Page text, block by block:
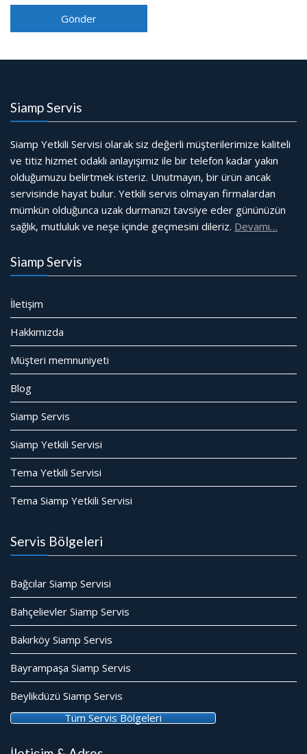
Siamp Servis
Siamp Yetkili Servisi olarak siz değerli müşterilerimize kaliteli
ve titiz hizmet odaklı anlayışımız ile bir telefon kadar yakın
olduğumuzu belirtmek isteriz. Unutmayın, bir ürün ancak
servisinde hayat bulur. Yetkili servis olmayan firmalardan
mümkün olduğunca uzak durmanızı tavsiye eder gününüzün
sağlık, mutluluk ve neşe içinde geçmesini dileriz. Devamı…
Siamp Servis
İletişim
Hakkımızda
Müşteri memnuniyeti
Blog
Siamp Servis
Siamp Yetkili Servisi
Tema Yetkili Servisi
Tema Siamp Yetkili Servisi
Servis Bölgeleri
Bağcılar Siamp Servisi
Bahçelievler Siamp Servis
Bakırköy Siamp Servis
Bayrampaşa Siamp Servis
Beylikdüzü Siamp Servis
Tüm Servis Bölgeleri